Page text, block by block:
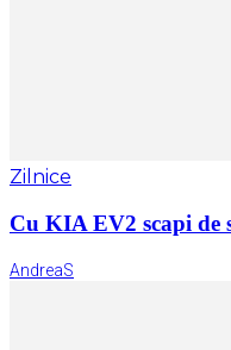
Zilnice
Cu KIA EV2 scapi de
AndreaS